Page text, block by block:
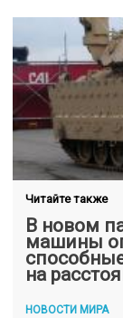
Читайте также
В новом
машины
на
НОВОСТИ МИРА